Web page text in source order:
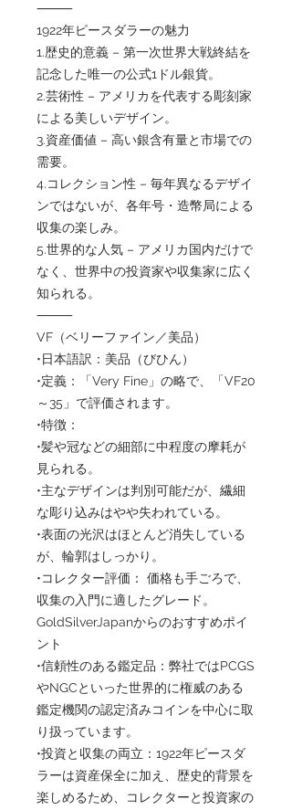
⸻
1922年ピースダラーの魅力
1.歴史的意義 – 第一次世界大戦終結を
記念した唯一の公式1ドル銀貨。
2.芸術性 – アメリカを代表する彫刻家
による美しいデザイン。
3.資産価値 – 高い銀含有量と市場での
需要。
4.コレクション性 – 毎年異なるデザイ
ンではないが、各年号・造幣局による
収集の楽しみ。
5.世界的な人気 – アメリカ国内だけで
なく、世界中の投資家や収集家に広く
知られる。
⸻
VF（ベリーファイン／美品）
•日本語訳：美品（びひん）
•定義：「Very Fine」の略で、「VF20
～35」で評価されます。
•特徴：
•髪や冠などの細部に中程度の摩耗が
見られる。
•主なデザインは判別可能だが、繊細
な彫り込みはやや失われている。
•表面の光沢はほとんど消失している
が、輪郭はしっかり。
•コレクター評価： 価格も手ごろで、
収集の入門に適したグレード。
GoldSilverJapanからのおすすめポイ
ント
•信頼性のある鑑定品：弊社ではPCGS
やNGCといった世界的に権威のある
鑑定機関の認定済みコインを中心に取
り扱っています。
•投資と収集の両立：1922年ピースダ
ラーは資産保全に加え、歴史的背景を
楽しめるため、コレクターと投資家の